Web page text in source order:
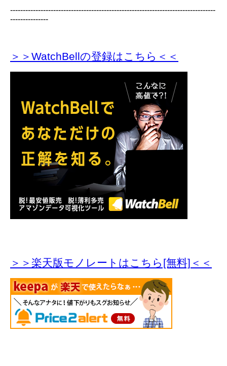
---------------------------------------------------------------------------------
---------------
＞＞WatchBellの登録はこちら＜＜
＞＞楽天版モノレートはこちら[無料]＜＜